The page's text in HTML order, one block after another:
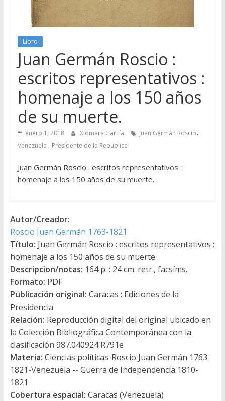
Libro
Juan Germán Roscio :
escritos representativos :
homenaje a los 150 años
de su muerte.
enero 1, 2018 Xiomara García Juan Germán Roscio,
Venezuela - Presidente de la Republica
Juan Germán Roscio : escritos representativos :
homenaje a los 150 años de su muerte.
Autor/Creador:
Roscio Juan Germán 1763-1821
Título: Juan Germán Roscio : escritos representativos :
homenaje a los 150 años de su muerte.
Descripcion/notas: 164 p. : 24 cm. retr., facsíms.
Formato: PDF
Publicación original: Caracas : Ediciones de la
Presidencia
Relación: Reproducción digital del original ubicado en
la Colección Bibliográfica Contemporánea con la
clasificación 987.040924 R791e
Materia: Ciencias políticas-Roscio Juan Germán 1763-
1821-Venezuela -- Guerra de Independencia 1810-
1821
Cobertura espacial: Caracas (Venezuela)